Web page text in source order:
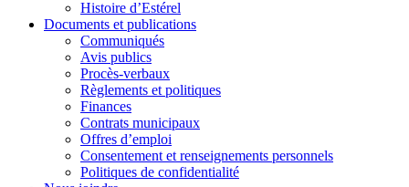
Histoire d’Estérel
Documents et publications
Communiqués
Avis publics
Procès-verbaux
Règlements et politiques
Finances
Contrats municipaux
Offres d’emploi
Consentement et renseignements personnels
Politiques de confidentialité